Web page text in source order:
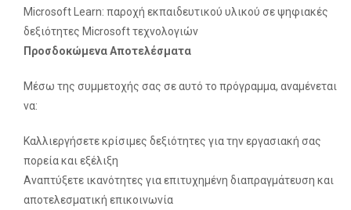
Microsoft Learn: παροχή εκπαιδευτικού υλικού σε ψηφιακές
δεξιότητες Microsoft τεχνολογιών
Προσδοκώμενα Αποτελέσματα
Μέσω της συμμετοχής σας σε αυτό το πρόγραμμα, αναμένεται
να:
Καλλιεργήσετε κρίσιμες δεξιότητες για την εργασιακή σας
πορεία και εξέλιξη
Αναπτύξετε ικανότητες για επιτυχημένη διαπραγμάτευση και
αποτελεσματική επικοινωνία